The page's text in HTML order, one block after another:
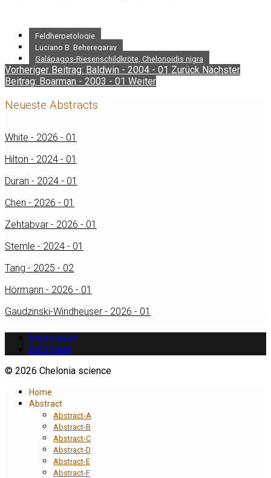
Feldherpetologie
Luciano B. Beheregaray
Galápagos-Riesenschildkröte, Chelonoidis nigra
Vorheriger Beitrag: Baldwin - 2004 - 01 Zurück Nächster
Beitrag: Boarman - 2003 - 01 Weiter
Neueste Abstracts
White - 2026 - 01
Hilton - 2024 - 01
Duran - 2024 - 01
Chen - 2026 - 01
Zehtabvar - 2026 - 01
Stemle - 2024 - 01
Tang - 2025 - 02
Hörmann - 2026 - 01
Gaudzinski-Windheuser - 2026 - 01
Impressum
RSS Feed
© 2026 Chelonia science
Home
Abstract
Abstract-A
Abstract-B
Abstract-C
Abstract-D
Abstract-E
Abstract-F